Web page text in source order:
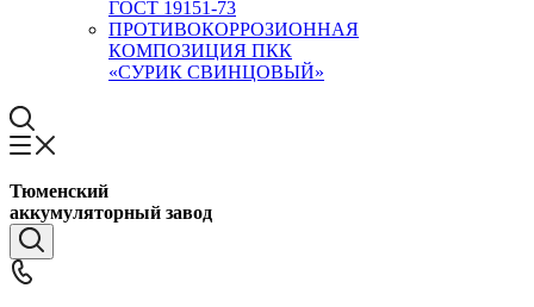
ГОСТ 19151-73
ПРОТИВОКОРРОЗИОННАЯ
КОМПОЗИЦИЯ ПКК
«СУРИК СВИНЦОВЫЙ»
Тюменский
аккумуляторный завод